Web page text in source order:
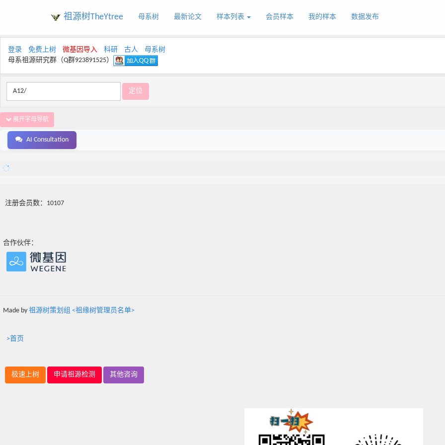
祖源树TheYtree 母系树 最新论文 样本列表 会员样本 我的样本 数据发布
登录 免费上树 微基因导入 科研 古人
母系树
母系祖源研究群（Q群923891525）
展开字母导航
AI Consultation
注册会员数：10107
合作伙伴：
Made by 祖源树策划组 <祖缘树管理员名单>
>首页
极速上树 申请祖源检测 其他咨询